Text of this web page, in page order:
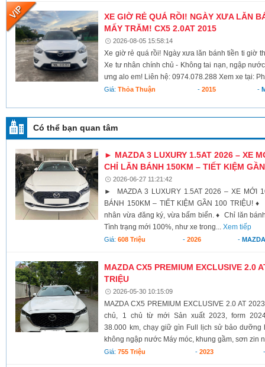
XE GIỜ RẺ QUÁ RỒI! NGÀY XƯA LĂN
MẤY TRĂM! CX5 2.0AT 2015
2026-08-05 15:58:14
Xe giờ rẻ quá rồi! Ngày xưa lăn bánh tiền ti giờ
Xe tư nhân chính chủ - Không tai nạn, ngập
ưng alo em! Liên hệ: 0974.078.288 Xem xe tại:
Giá:Thỏa Thuận - 2015 -
Có thể bạn quan tâm
► MAZDA 3 LUXURY 1.5AT 2026 – XE
CHỈ LĂN BÁNH 150KM – TIẾT KIỆM
2026-06-27 11:21:42
► MAZDA 3 LUXURY 1.5AT 2026 – XE MỚI
BÁNH 150KM – TIẾT KIỆM GẦN 100 TRIỆU!
nhân vừa đăng ký, vừa bấm biển. ♦ Chỉ lăn
Tình trạng mới 100%, như xe trong...Xem tiếp
Giá:608 Triệu - 2026 -
MAZDA CX5 PREMIUM EXCLUSIVE 2.0
TRIỆU
2026-05-30 10:15:09
MAZDA CX5 PREMIUM EXCLUSIVE 2.0 AT
chủ, 1 chủ từ mới Sản xuất 2023, form
38.000 km, chạy giữ gìn Full lịch sử bảo dưỡng
không ngập nước Máy móc, khung gầm, sơn zin
Giá:755 Triệu -2023